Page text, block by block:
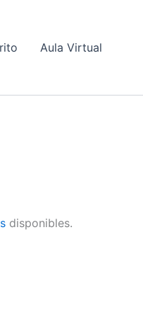
Aula Virtual
disponibles.